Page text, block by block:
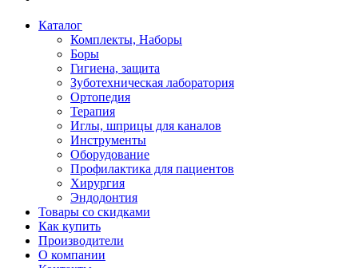
Каталог
Комплекты, Наборы
Боры
Гигиена, защита
Зуботехническая лаборатория
Ортопедия
Терапия
Иглы, шприцы для каналов
Инструменты
Оборудование
Профилактика для пациентов
Хирургия
Эндодонтия
Товары со скидками
Как купить
Производители
О компании